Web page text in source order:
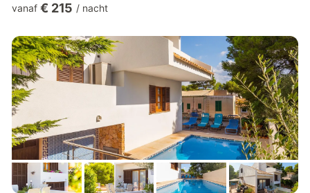
colours of the Mediterranean. Upstairs, the open-plan kitchen,
meals, share stories round the table, and unwind on the sofa—
all while watching sailing yachts drift across the ba...
vanaf € 215 / nacht